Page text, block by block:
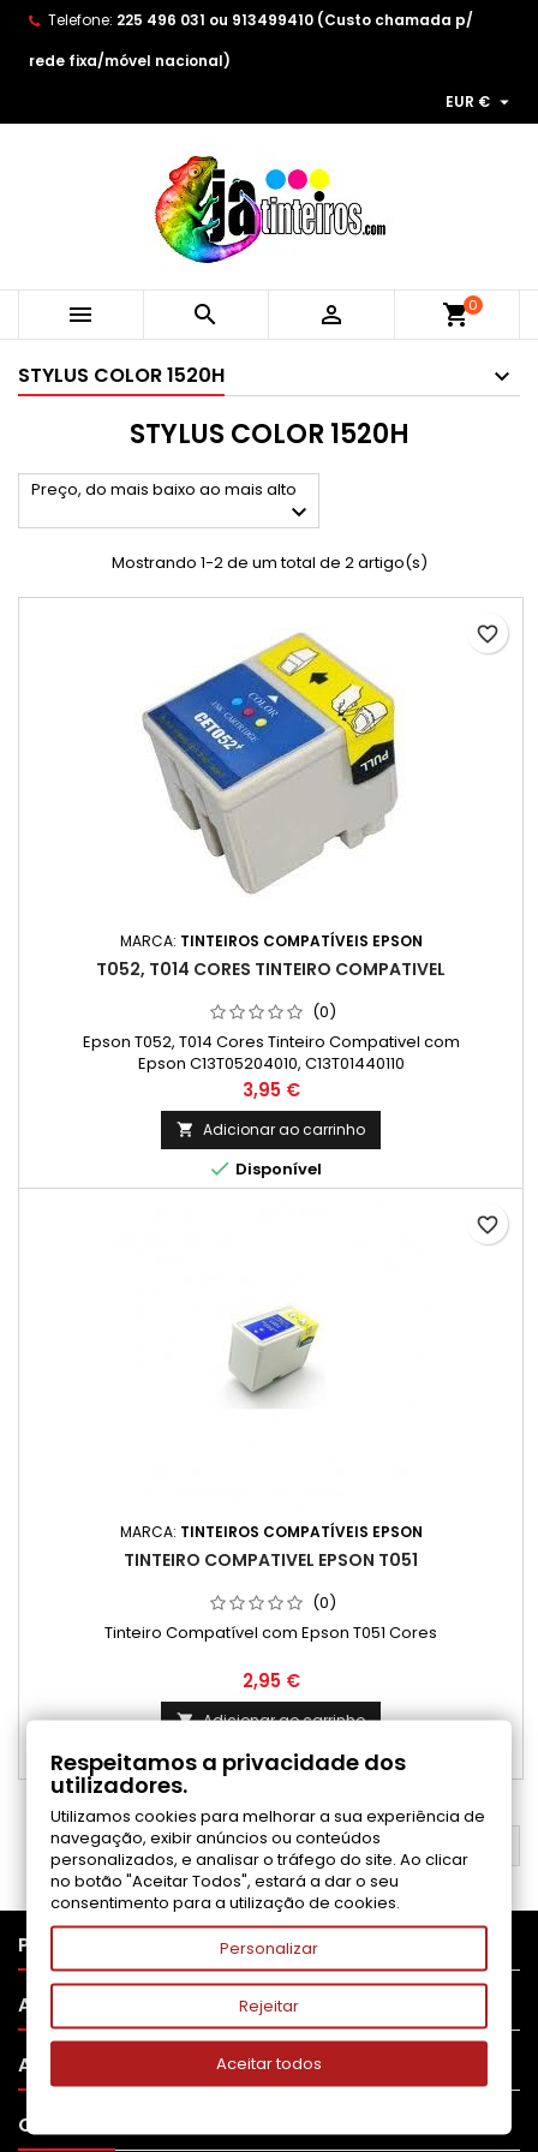
Telefone: 225 496 031 ou 913499410 (Custo chamada p/
rede fixa/móvel nacional)
EUR € 
   shopping_cart0
STYLUS COLOR 1520H
STYLUS COLOR 1520H
Preço, do mais baixo ao mais alto

Mostrando 1-2 de um total de 2 artigo(s)
MARCA: TINTEIROS COMPATÍVEIS EPSON
T052, T014 CORES TINTEIRO COMPATIVEL
(0)
Epson T052, T014 Cores Tinteiro Compativel com
Epson C13T05204010, C13T01440110
Preço
3,95 €
 Adicionar ao carrinho
 Disponível
favorite_border
MARCA: TINTEIROS COMPATÍVEIS EPSON
TINTEIRO COMPATIVEL EPSON T051
(0)
Tinteiro Compatível com Epson T051 Cores
Preço
2,95 €
 Adicionar ao carrinho
Disponível
favorite_border
VOLTAR AO TOPO
PRODUTOS
APOIO AO CLIENTE
A SUA CONTA
CONTATO 
As minhas listas de desejos ×
((modalTitle)) ×
((cancelText)) ((modalDeleteText))
Create wishlist ×
Wishlist name
Cancelar Create wishlist
Entrar ×
You need to be logged in to save products in your
wishlist.
Cancelar
Respeitamos a privacidade dos
utilizadores.
Utilizamos cookies para melhorar a sua experiência de
navegação, exibir anúncios ou conteúdos
personalizados, e analisar o tráfego do site. Ao clicar
no botão "Aceitar Todos", estará a dar o seu
consentimento para a utilização de cookies.
Personalizar
Rejeitar
Aceitar todos